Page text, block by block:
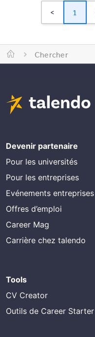
< 1
Chercher
Devenir partenaire
Pour les universités
Pour les entreprises
Evénements entreprises
Offres d’emploi
Career Mag
Carrière chez talendo
Tools
CV Creator
Outils de Career Starter